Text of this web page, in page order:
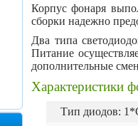
Корпус фонаря
сборки надежно
Два типа
Питание
дополнительные
Характеристики
Тип диодов: